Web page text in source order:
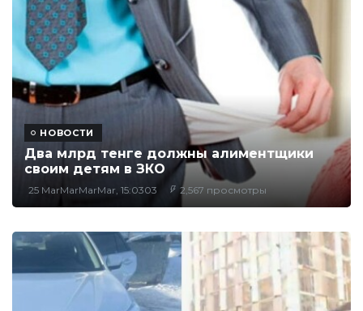
НОВОСТИ
Два млрд тенге должны алиментщики
своим детям в ЗКО
25 MarMarMarMar, 15:0303 2,567 просмотры